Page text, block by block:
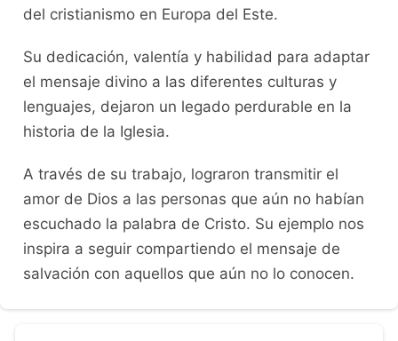
del cristianismo en Europa del Este.
Su dedicación, valentía y habilidad para adaptar
el mensaje divino a las diferentes culturas y
lenguajes, dejaron un legado perdurable en la
historia de la Iglesia.
A través de su trabajo, lograron transmitir el
amor de Dios a las personas que aún no habían
escuchado la palabra de Cristo. Su ejemplo nos
inspira a seguir compartiendo el mensaje de
salvación con aquellos que aún no lo conocen.